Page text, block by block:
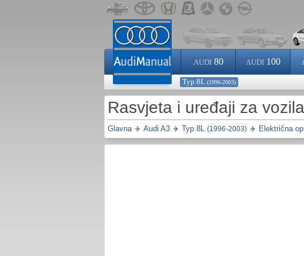
AUDI80 AUDI100
Typ 8L (1996-2003)
Rasvjeta i uređaji za
Glavna Audi A3 Typ 8L (1996-2003) Električna